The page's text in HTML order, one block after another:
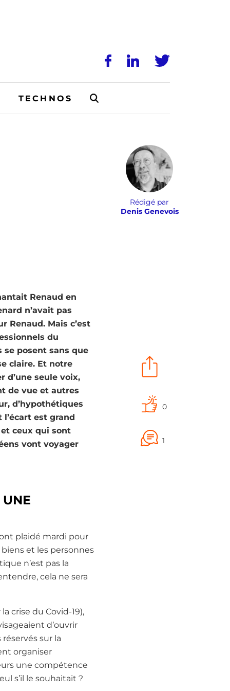
TECHNOS
Rédigé par
Denis Genevois
0
1
Renaud en
n’avait pas
Renaud. Mais c’est
du
posent sans que
claire. Et notre
d’une seule voix,
de vue et autres
d’hypothétiques
est grand
ceux qui sont
vont voyager
plaidé mardi pour
et les personnes
n’est pas la
cela ne sera
crise du Covid-19),
d’ouvrir
sur la
organiser
une compétence
s’il le souhaitait ?